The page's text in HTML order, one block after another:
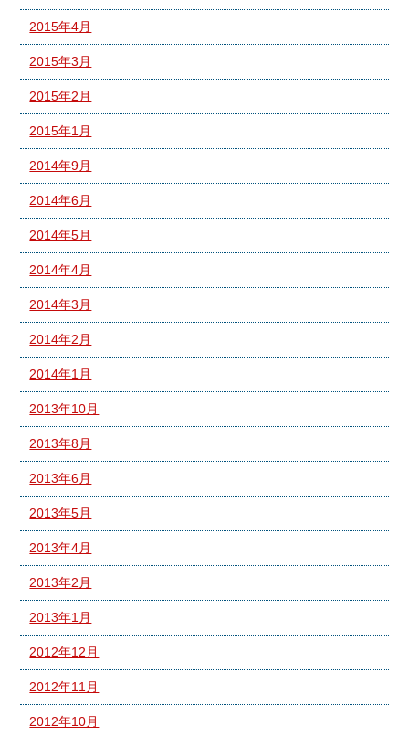
2015年4月
2015年3月
2015年2月
2015年1月
2014年9月
2014年6月
2014年5月
2014年4月
2014年3月
2014年2月
2014年1月
2013年10月
2013年8月
2013年6月
2013年5月
2013年4月
2013年2月
2013年1月
2012年12月
2012年11月
2012年10月